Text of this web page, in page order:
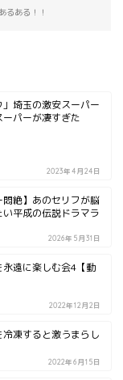
るある！！
」埼玉の激安スーパー
パーが凄すぎた
2023年4月24日
悶絶】あのセリフが脳
平成の伝説ドラマラ
2026年5月31日
永遠に楽しむ会4【動
2022年12月2日
凍すると激うまらし
2022年6月15日